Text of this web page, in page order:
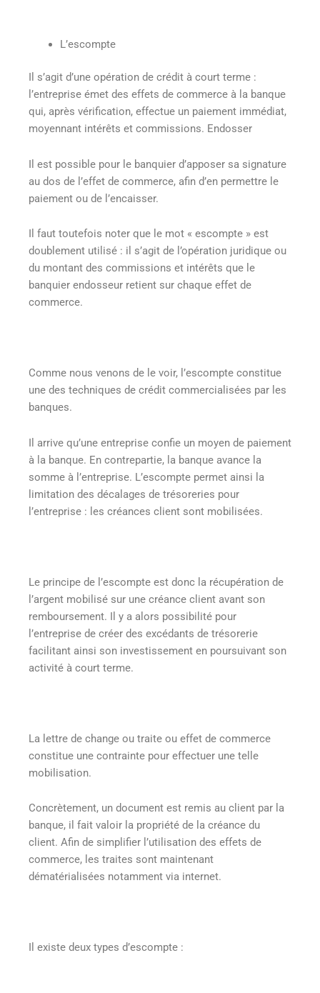
L’escompte
Il s’agit d’une opération de crédit à court terme :
l’entreprise émet des effets de commerce à la banque
qui, après vérification, effectue un paiement immédiat,
moyennant intérêts et commissions. Endosser
Il est possible pour le banquier d’apposer sa signature
au dos de l’effet de commerce, afin d’en permettre le
paiement ou de l’encaisser.
Il faut toutefois noter que le mot « escompte » est
doublement utilisé : il s’agit de l’opération juridique ou
du montant des commissions et intérêts que le
banquier endosseur retient sur chaque effet de
commerce.
Comme nous venons de le voir, l’escompte constitue
une des techniques de crédit commercialisées par les
banques.
Il arrive qu’une entreprise confie un moyen de paiement
à la banque. En contrepartie, la banque avance la
somme à l’entreprise. L’escompte permet ainsi la
limitation des décalages de trésoreries pour
l’entreprise : les créances client sont mobilisées.
Le principe de l’escompte est donc la récupération de
l’argent mobilisé sur une créance client avant son
remboursement. Il y a alors possibilité pour
l’entreprise de créer des excédants de trésorerie
facilitant ainsi son investissement en poursuivant son
activité à court terme.
La lettre de change ou traite ou effet de commerce
constitue une contrainte pour effectuer une telle
mobilisation.
Concrètement, un document est remis au client par la
banque, il fait valoir la propriété de la créance du
client. Afin de simplifier l’utilisation des effets de
commerce, les traites sont maintenant
dématérialisées notamment via internet.
Il existe deux types d’escompte :